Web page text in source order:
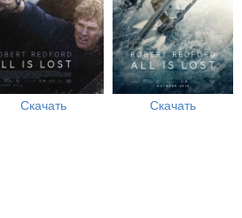
Скачать Скачать